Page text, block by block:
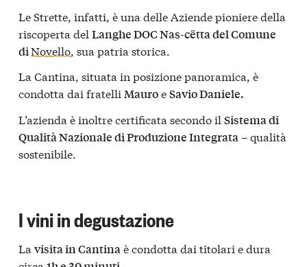
Le Strette, infatti, è una delle Aziende pioniere della
riscoperta del Langhe DOC Nas-cëtta del Comune
diNovello, sua patria storica.
La Cantina, situata in posizione panoramica, è
condotta dai fratelli MauroeSavio Daniele.
L’azienda è inoltre certificata secondo il Sistema di
Qualità Nazionale di Produzione Integrata– qualità
sostenibile.
I vini in degustazione
La visita in Cantina è condotta dai titolari e dura